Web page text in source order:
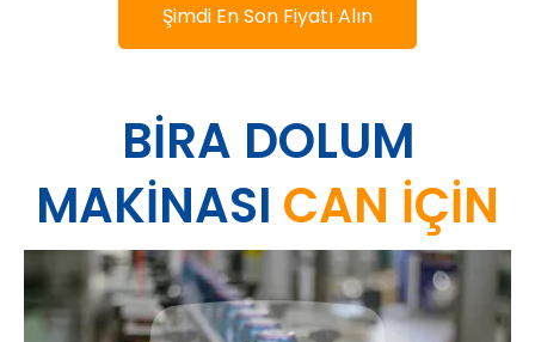
Şimdi En Son Fiyatı Alın
BİRA DOLUM
MAKİNASI CAN İÇİN